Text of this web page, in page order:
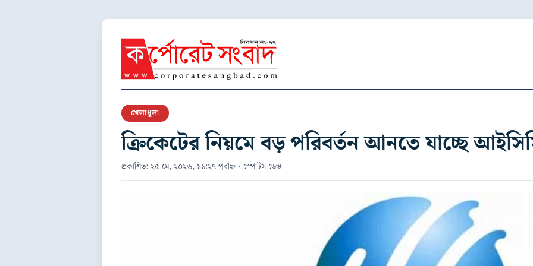
খেলাধুলা
ক্রিকেটের নিয়মে বড় পরিবর্তন আনতে যাচ্ছে
প্রকাশিত: ২৫ মে, ২০২৬, ১১:২৭ পূর্বাহ্ন · স্পোর্টস ডেস্ক